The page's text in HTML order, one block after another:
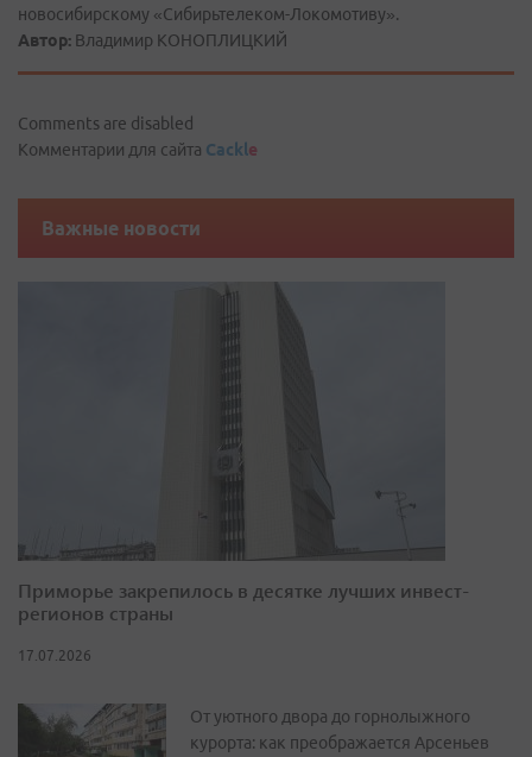
новосибирскому «Сибирьтелеком-Локомотиву».
Автор: Владимир КОНОПЛИЦКИЙ
Comments are disabled
Комментарии для сайта Cackle
Важные новости
Приморье закрепилось в десятке лучших инвест-
регионов страны
17.07.2026
От уютного двора до горнолыжного
курорта: как преображается Арсеньев